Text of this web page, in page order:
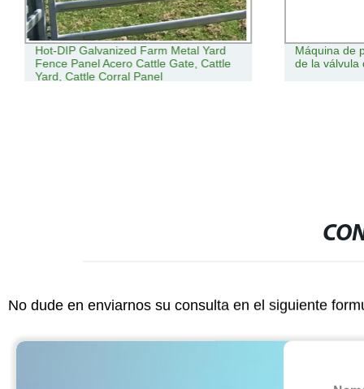
Hot-DIP Galvanized Farm Metal Yard
Fence Panel Acero Cattle Gate, Cattle
Yard, Cattle Corral Panel
Máquina de
de la válvula
No dude en enviarnos su consulta en el siguiente